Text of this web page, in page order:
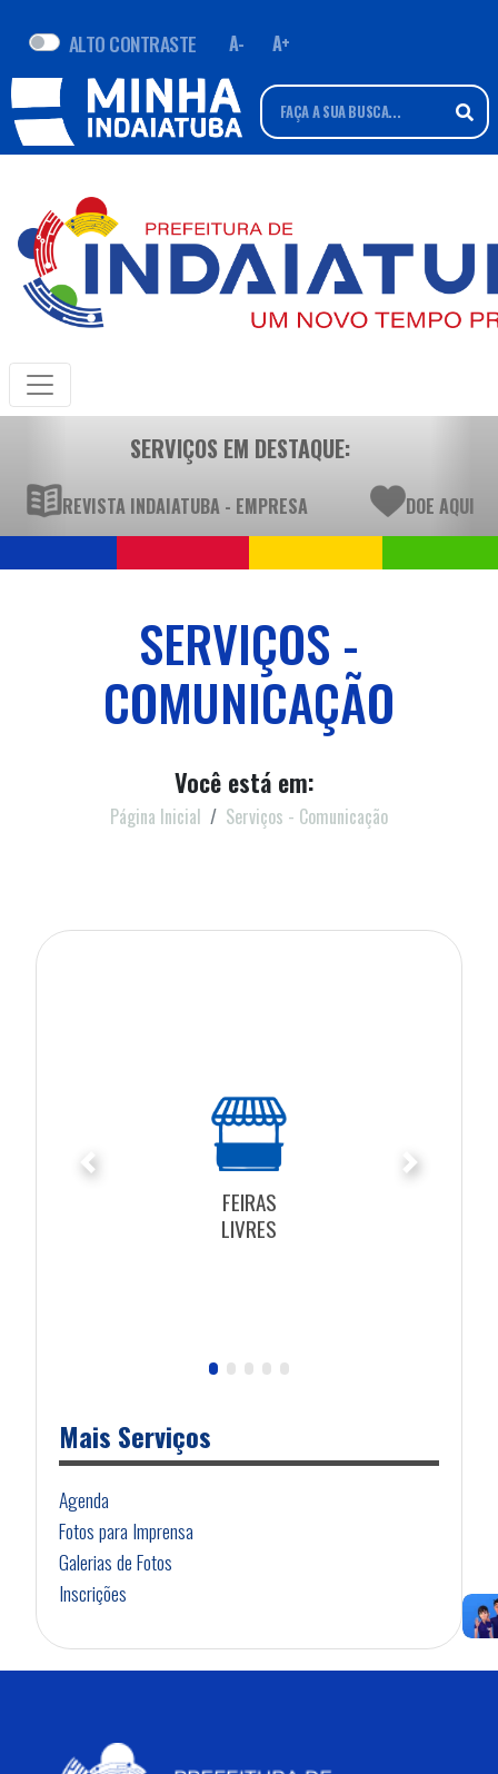
ALTO CONTRASTE A- A+
SERVIÇOS EM DESTAQUE:
REVISTA INDAIATUBA - EMPRESA DOE AQUI
SERVIÇOS -
COMUNICAÇÃO
Você está em:
Página Inicial Serviços - Comunicação
FEIRAS
LIVRES
Anterior Próximo
Mais Serviços
Agenda
Fotos para Imprensa
Galerias de Fotos
Inscrições